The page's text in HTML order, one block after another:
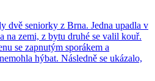
dvě seniorky z Brna. Jedna upadla v
na zemi, z bytu druhé se valil kouř.
se zapnutým sporákem a
hýbat. Následně se ukázalo,